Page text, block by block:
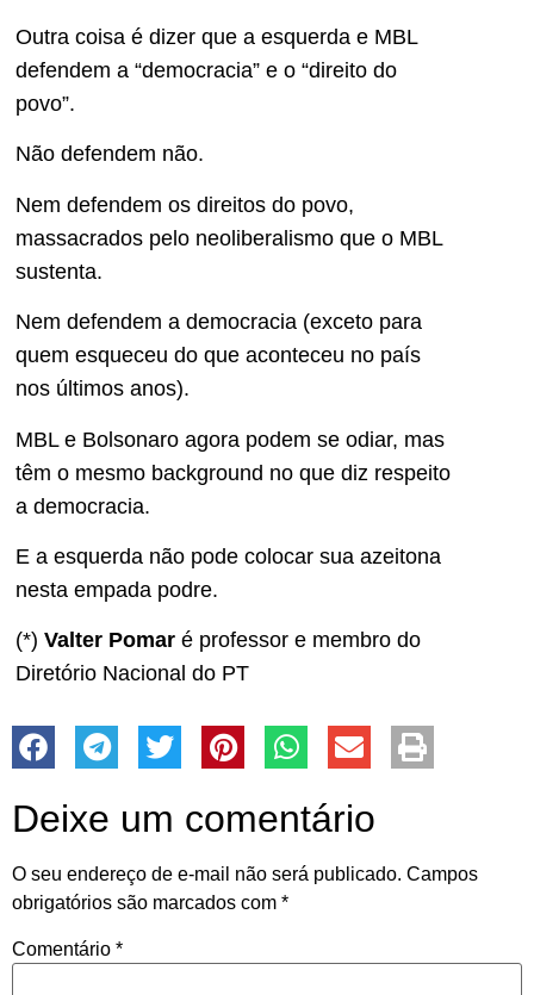
Outra coisa é dizer que a esquerda e MBL
defendem a “democracia” e o “direito do
povo”.
Não defendem não.
Nem defendem os direitos do povo,
massacrados pelo neoliberalismo que o MBL
sustenta.
Nem defendem a democracia (exceto para
quem esqueceu do que aconteceu no país
nos últimos anos).
MBL e Bolsonaro agora podem se odiar, mas
têm o mesmo background no que diz respeito
a democracia.
E a esquerda não pode colocar sua azeitona
nesta empada podre.
(*) Valter Pomar é professor e membro do
Diretório Nacional do PT
Deixe um comentário
O seu endereço de e-mail não será publicado. Campos
obrigatórios são marcados com *
Comentário *